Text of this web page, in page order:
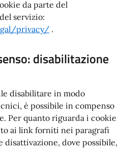
da parte del
servizio:
privacy/​ .
disabilitazione
disabilitare in modo
è possibile in compenso
Per quanto riguarda i cookie
ai link forniti nei paragrafi
disattivazione, dove possibile,